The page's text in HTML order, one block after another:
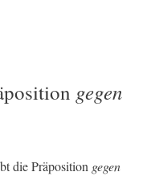
gegen
die Präposition gegen